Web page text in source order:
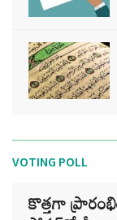
VOTING POLL
కొత్తగా